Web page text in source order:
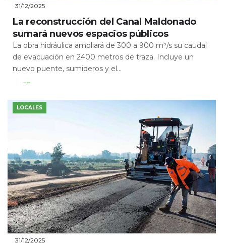
31/12/2025
La reconstrucción del Canal Maldonado
sumará nuevos espacios públicos
La obra hidráulica ampliará de 300 a 900 m³/s su caudal
de evacuación en 2400 metros de traza. Incluye un
nuevo puente, sumideros y el...
Leer Más
LOCALES
31/12/2025